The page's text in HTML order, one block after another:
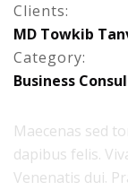
Clients:
MD Towkib Tan
Category:
Business Consul
Maecenas sed
dapibus felis.
Venenatis dui.